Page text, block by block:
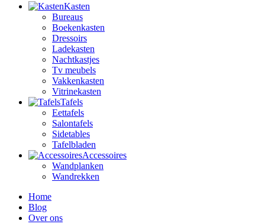
Kasten
Bureaus
Boekenkasten
Dressoirs
Ladekasten
Nachtkastjes
Tv meubels
Vakkenkasten
Vitrinekasten
Tafels
Eettafels
Salontafels
Sidetables
Tafelbladen
Accessoires
Wandplanken
Wandrekken
Home
Blog
Over ons